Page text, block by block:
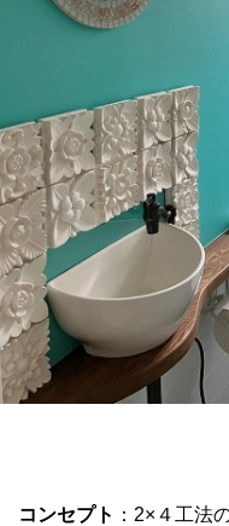
コンセプト ：2×４工法